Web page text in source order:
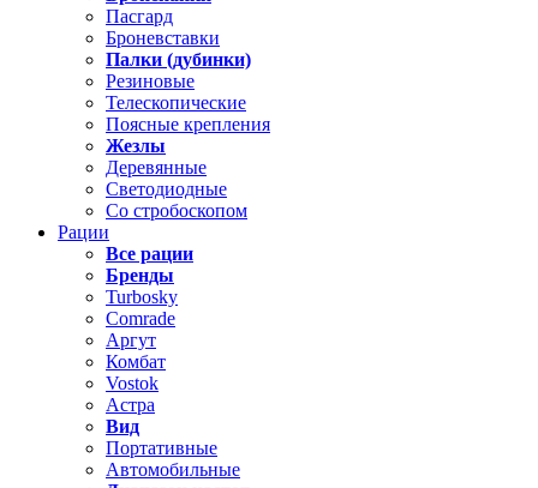
Пасгард
Броневставки
Палки (дубинки)
Резиновые
Телескопические
Поясные крепления
Жезлы
Деревянные
Светодиодные
Со стробоскопом
Рации
Все рации
Бренды
Turbosky
Comrade
Аргут
Комбат
Vostok
Астра
Вид
Портативные
Автомобильные